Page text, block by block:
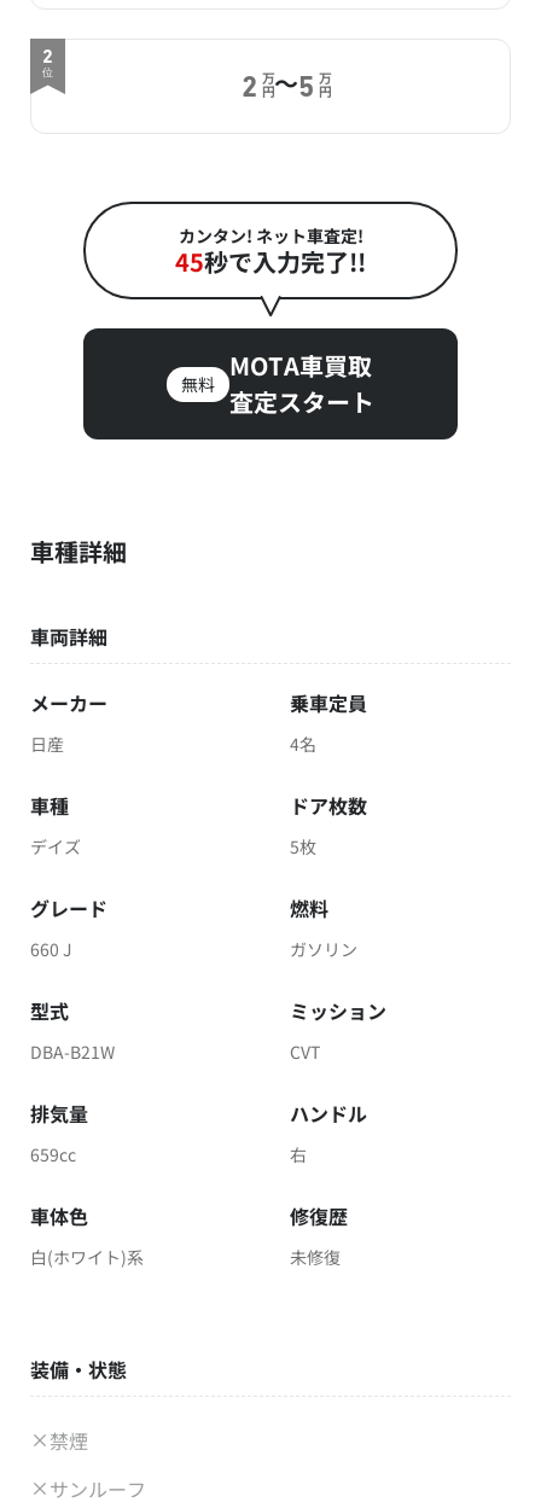
2
位
2 万
円～5 万
円
カンタン! ネット車査定!
45秒で入力完了!!
無料
MOTA車買取
査定スタート
車種詳細
車両詳細
メーカー
日産
乗車定員
4名
車種
デイズ
ドア枚数
5枚
グレード
660 J
燃料
ガソリン
型式
DBA-B21W
ミッション
CVT
排気量
659cc
ハンドル
右
車体色
白(ホワイト)系
修復歴
未修復
装備・状態
禁煙
サンルーフ